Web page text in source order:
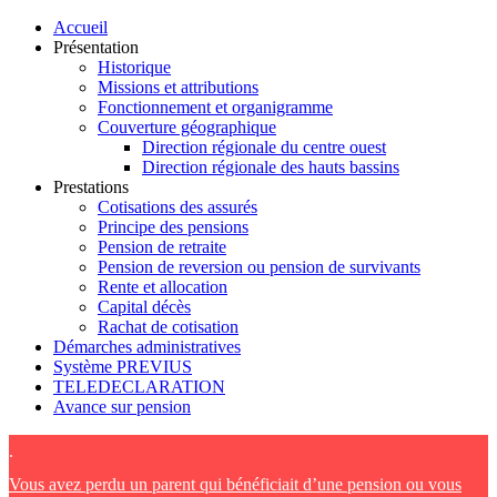
Accueil
Présentation
Historique
Missions et attributions
Fonctionnement et organigramme
Couverture géographique
Direction régionale du centre ouest
Direction régionale des hauts bassins
Prestations
Cotisations des assurés
Principe des pensions
Pension de retraite
Pension de reversion ou pension de survivants
Rente et allocation
Capital décès
Rachat de cotisation
Démarches administratives
Système PREVIUS
TELEDECLARATION
Avance sur pension
.
Vous avez perdu un parent qui bénéficiait d’une pension ou vous